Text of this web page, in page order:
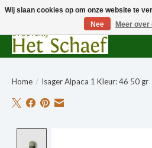
Home / Isager Alpaca 1 Kleur: 46 50 gr
Wij slaan cookies op om onze website te
Nee
Meer over